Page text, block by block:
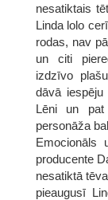
nesatiktais
Linda lolo
rodas, nav
un citi
izdzīvo
dāvā
Lēni un
personāža
Emocionāls
producente
nesatiktā
pieaugusī